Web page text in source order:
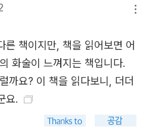
가 직면한 위기는, 우리가 제대
명 전체를 파괴할 위기이니까
글을 쓰는 것은 이 때문입니다.
온 나라이고, 혁신이야말로 인류
것이기 때문입니다. 여러분에게
래로 이끌어 주십시오. 여러분이
일 1호의 지구 궤도 비행 성공
현될 수 없었을 것이다. 그래
<날마다 천체 물리>의 저자
든 천체 투영관의 관장인 닐
을 가리켜 “<코스모스>의 영
스』의 영혼을 계승한 단 하
른 책이지만, 책을 읽어보면 어
화술이 느껴지는 책입니다.
까요? 이 책을 읽다보니, 더더
요.